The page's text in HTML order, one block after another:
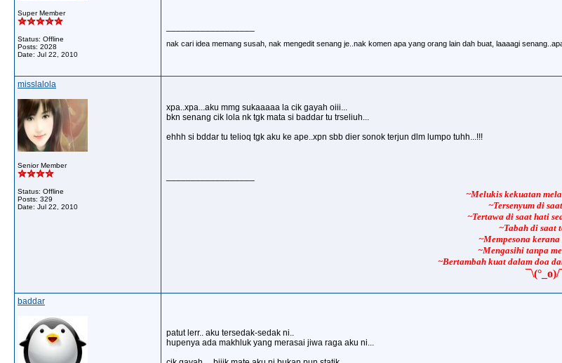
Super Member
Status: Offline
Posts: 2028
Date: Jul 22, 2010
nak cari idea memang susah, nak mengedit senang je..nak komen apa yang orang lain dah buat, laaaagi
misslalola
Senior Member
Status: Offline
Posts: 329
Date: Jul 22, 2010
xpa..xpa...aku mmg sukaaaaa la cik gayah oiii...
bkn senang cik lola nk tgk mata si baddar tu trseliuh...
ehhh si bddar tu telioq tgk aku ke ape..xpn sbb dier sonok terjun dlm lumpo tuhh...!!!
~Melukis kekuatan
~Tersenyum di
~Tertawa di saat hati
~Tabah di saat
~Mempesona kerana
~Mengasihi tanpa
~Bertambah kuat dalam doa
¯\(°_o)/
baddar
patut lerr.. aku tersedak-sedak ni..
hupenya ada makhluk yang merasai jiwa raga aku ni...